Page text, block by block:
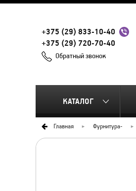
+375 (29) 833-10-40
+375 (29) 720-70-40
Обратный звонок
КАТАЛОГ
Главная Фурнитура-